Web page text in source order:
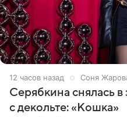
12 часов назад Соня
Серябкина снялась
с декольте: «Кошка»